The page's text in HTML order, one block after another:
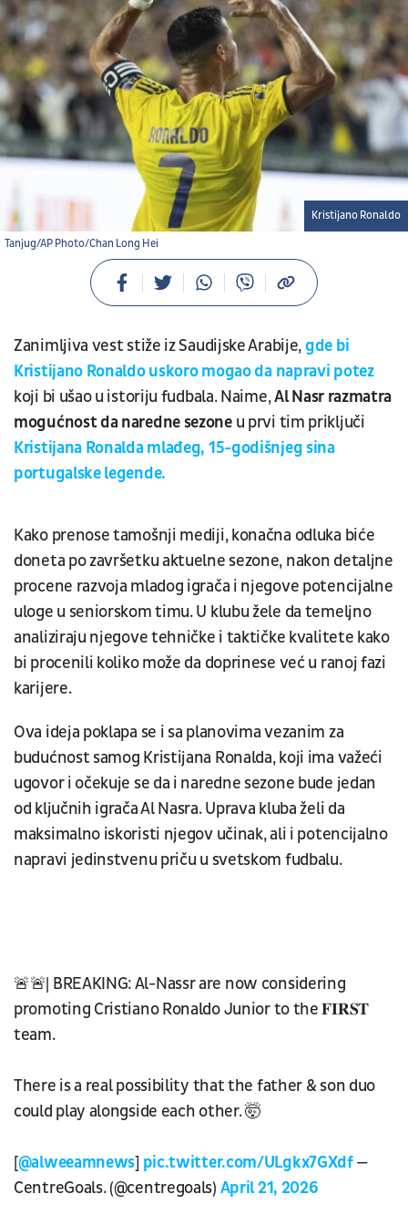
Tanjug/AP Photo/Chan Long Hei
Kristijano Ronaldo
Zanimljiva vest stiže iz Saudijske Arabije, gde bi
Kristijano Ronaldo uskoro mogao da napravi potez
koji bi ušao u istoriju fudbala. Naime,Al Nasr razmatra
mogućnost da naredne sezoneu prvi tim priključi
Kristijana Ronalda mlađeg, 15-godišnjeg sina
portugalske legende.
Kako prenose tamošnji mediji, konačna odluka biće
doneta po završetku aktuelne sezone, nakon detaljne
procene razvoja mladog igrača i njegove potencijalne
uloge u seniorskom timu. U klubu žele da temeljno
analiziraju njegove tehničke i taktičke kvalitete kako
bi procenili koliko može da doprinese već u ranoj fazi
karijere.
Ova ideja poklapa se i sa planovima vezanim za
budućnost samog Kristijana Ronalda, koji ima važeći
ugovor i očekuje se da i naredne sezone bude jedan
od ključnih igrača Al Nasra. Uprava kluba želi da
maksimalno iskoristi njegov učinak, ali i potencijalno
napravi jedinstvenu priču u svetskom fudbalu.
🚨🚨| BREAKING: Al-Nassr are now considering
promoting Cristiano Ronaldo Junior to the 𝐅𝐈𝐑𝐒𝐓
team.
There is a real possibility that the father & son duo
could play alongside each other. 🤯
[@alweeamnews] pic.twitter.com/ULgkx7GXdf—
CentreGoals. (@centregoals) April 21, 2026